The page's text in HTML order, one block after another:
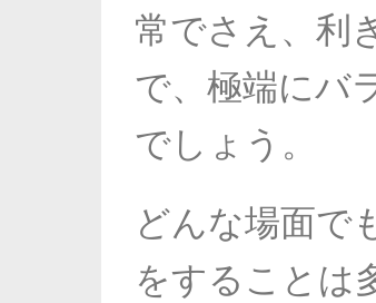
常でさえ、利
で、 極端にバ
でしょう。
どんな場面で
をすることは